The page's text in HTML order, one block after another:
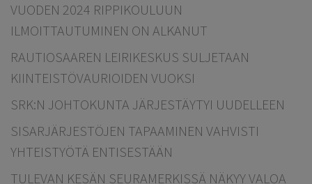
VUODEN 2024 RIPPIKOULUUN
ILMOITTAUTUMINEN ON ALKANUT
RAUTIOSAAREN LEIRIKESKUS SULJETAAN
KIINTEISTÖVAURIOIDEN VUOKSI
SRK:N JOHTOKUNTA JÄRJESTÄYTYI UUDELLEEN
SISARJÄRJESTÖJEN TAPAAMINEN VAHVISTI
YHTEISTYÖTÄ ENTISESTÄÄN
TULEVAN KESÄN SEURAMERKISSÄ NÄKYY VALOA